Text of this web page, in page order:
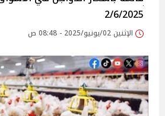
2/6/2025
الإثنين 02/يونيو/2025 - 08:48 ص